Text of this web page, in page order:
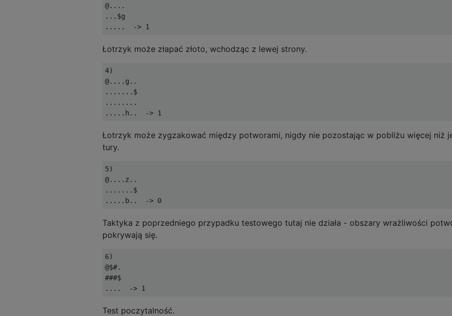
@....
...$g
Łotrzyk może złapać złoto, wchodząc z lewej strony.
4)
@....g..
.......$
........
Łotrzyk może zygzakować między potworami, nigdy nie pozostając w pobliżu więcej niż
tury.
5)
@....z..
.......$
Taktyka z poprzedniego przypadku testowego tutaj nie działa - obszary wrażliwości
pokrywają się.
6)
@$#.
###$
Test poczytalność.